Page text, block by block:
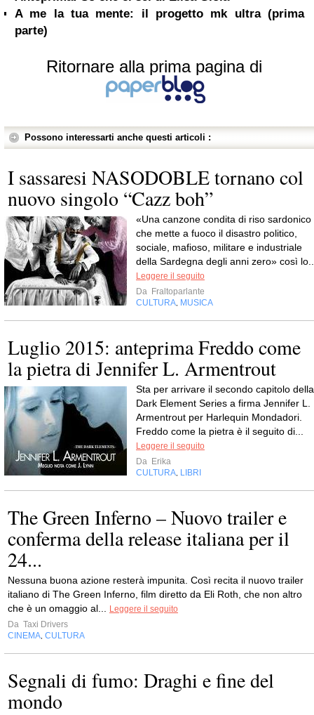
A me la tua mente: il progetto mk ultra (prima
parte)
Ritornare alla prima pagina di
Possono interessarti anche questi articoli :
I sassaresi NASODOBLE tornano col
nuovo singolo “Cazz boh”
«Una canzone condita di riso sardonico
che mette a fuoco il disastro politico,
sociale, mafioso, militare e industriale
della Sardegna degli anni zero» così
Leggere il seguito
Da Fraltoparlante
CULTURA MUSICA
Luglio 2015: anteprima Freddo come
la pietra di Jennifer L. Armentrout
Sta per arrivare il secondo capitolo della
Dark Element Series a firma Jennifer L.
Armentrout per Harlequin Mondadori.
Freddo come la pietra è il seguito di...
Leggere il seguito
Da Erika
CULTURA LIBRI
The Green Inferno – Nuovo trailer e
conferma della release italiana per il
24...
Nessuna buona azione resterà impunita. Così recita il nuovo trailer
italiano di The Green Inferno, film diretto da Eli Roth, che non altro
che è un omaggio al...
Leggere il seguito
Da Taxi Drivers
CINEMA CULTURA
Segnali di fumo: Draghi e fine del
mondo